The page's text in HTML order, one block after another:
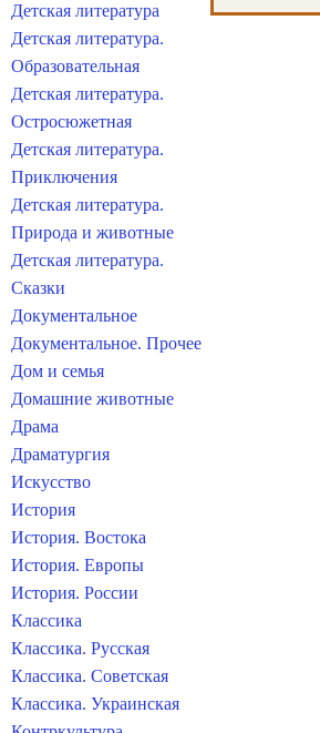
Детская литература
Детская литература.
Образовательная
Детская литература.
Остросюжетная
Детская литература.
Приключения
Детская литература.
Природа и животные
Детская литература.
Сказки
Документальное
Документальное. Прочее
Дом и семья
Домашние животные
Драма
Драматургия
Искусство
История
История. Востока
История. Европы
История. России
Классика
Классика. Русская
Классика. Советская
Классика. Украинская